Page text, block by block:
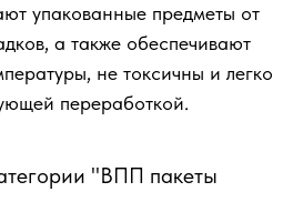
упакованные предметы от
а также обеспечивают
не токсичны и легко
переработкой.
"ВПП пакеты